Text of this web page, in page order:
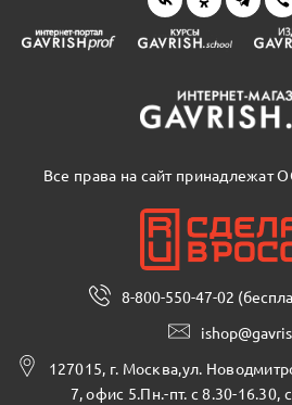
Все права на сайт
8-800-550-47-02
127015, г. Москва,ул.
7, офис 5.Пн.-пт. с 8.30-16.30,